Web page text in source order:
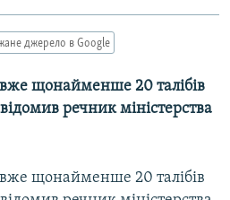
джерело в Google
щонайменше 20 талібів
речник міністерства
щонайменше 20 талібів